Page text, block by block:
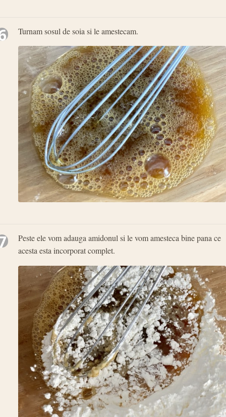
Turnam sosul de soia si le amestecam.
Peste ele vom adauga amidonul si le vom amesteca bine pana ce
acesta esta incorporat complet.